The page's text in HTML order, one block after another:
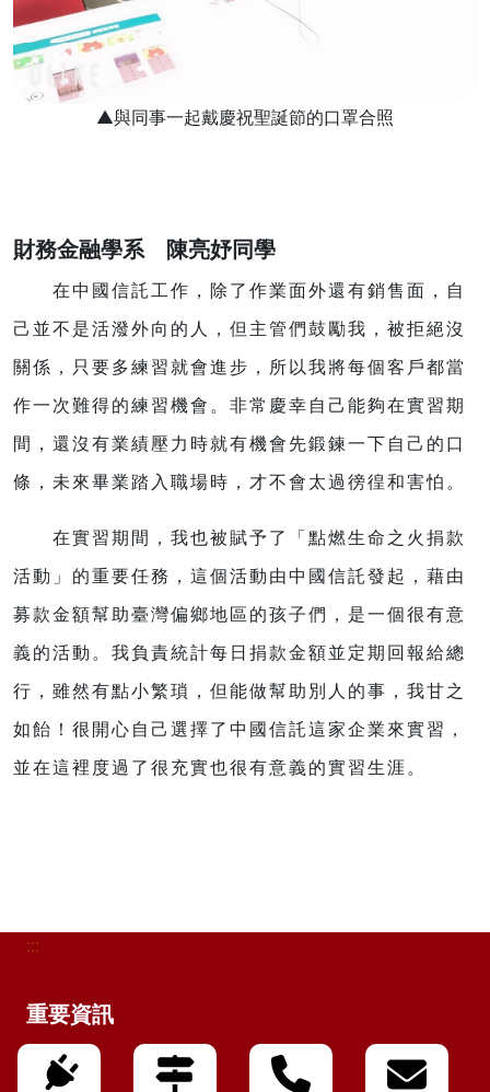
▲與同事一起戴慶祝聖誕節的口罩合照
財務金融學系 陳亮妤同學
在中國信託工作，除了作業面外還有銷售面，自
己並不是活潑外向的人，但主管們鼓勵我，被拒絕沒
關係，只要多練習就會進步，所以我將每個客戶都當
作一次難得的練習機會。非常慶幸自己能夠在實習期
間，還沒有業績壓力時就有機會先鍛鍊一下自己的口
條，未來畢業踏入職場時，才不會太過徬徨和害怕。
在實習期間，我也被賦予了「點燃生命之火捐款
活動」的重要任務，這個活動由中國信託發起，藉由
募款金額幫助臺灣偏鄉地區的孩子們，是一個很有意
義的活動。我負責統計每日捐款金額並定期回報給總
行，雖然有點小繁瑣，但能做幫助別人的事，我甘之
如飴！很開心自己選擇了中國信託這家企業來實習，
並在這裡度過了很充實也很有意義的實習生涯。
:::
重要資訊